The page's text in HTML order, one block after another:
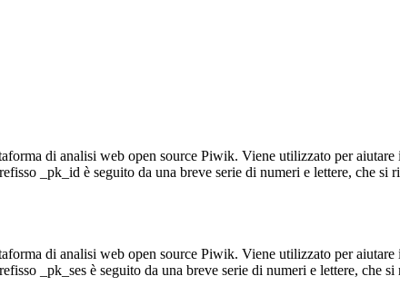
di analisi web open source Piwik. Viene utilizzato per
_pk_id è seguito da una breve serie di numeri e lettere, che
di analisi web open source Piwik. Viene utilizzato per
_pk_ses è seguito da una breve serie di numeri e lettere, che